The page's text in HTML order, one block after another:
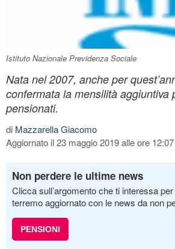
Istituto Nazionale Previdenza Sociale
Nata nel 2007, anche per
confermata la mensilità aggiuntiva
pensionati.
di Mazzarella Giacomo
Aggiornato il 23 maggio 2019 alle ore 12:07
Non perdere le ultime news
Clicca sull’argomento che ti interessa
terremo aggiornato con le news da non
PENSIONI